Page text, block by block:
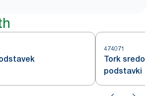
474071
Tork
podstavki